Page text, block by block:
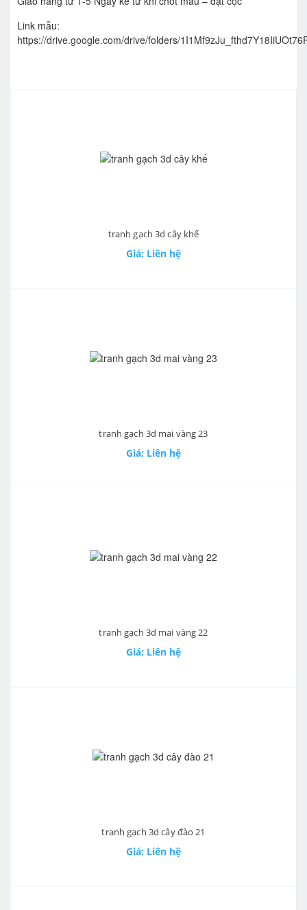
Link mẫu:
https://drive.google.com/drive/folders/
tranh gạch 3d cây khế
Giá: Liên hệ
tranh gạch 3d mai vàng 23
Giá: Liên hệ
tranh gạch 3d mai vàng 22
Giá: Liên hệ
tranh gạch 3d cây đào 21
Giá: Liên hệ